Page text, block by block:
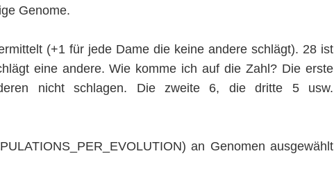
Genome.
(+1 für jede Dame die keine andere schlägt). 28 ist
eine andere. Wie komme ich auf die Zahl? Die erste
nicht schlagen. Die zweite 6, die dritte 5 usw.
an Genomen ausgewählt